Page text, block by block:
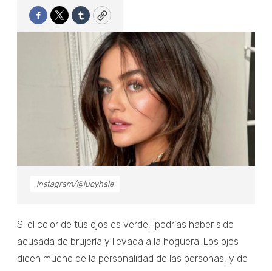
Facebook
TwitterTumblrCopy
Instagram/@lucyhale
Si el color de tus ojos es verde, ¡podrías haber sido
acusada de brujería y llevada a la hoguera! Los ojos
dicen mucho de la personalidad de las personas, y de